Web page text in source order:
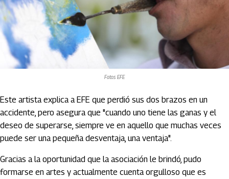
Fotos EFE
Este artista explica a EFE que perdió sus dos brazos en un
accidente, pero asegura que "cuando uno tiene las ganas y el
deseo de superarse, siempre ve en aquello que muchas veces
puede ser una pequeña desventaja, una ventaja".
Gracias a la oportunidad que la asociación le brindó, pudo
formarse en artes y actualmente cuenta orgulloso que es